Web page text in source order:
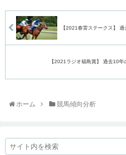
【2021春雷ステークス】
【2021ラジオ福島賞】 過去10
ホーム 競馬傾向分析